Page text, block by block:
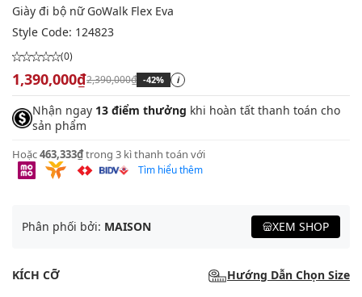
Giày đi bộ nữ GoWalk Flex Eva
Style Code: 124823
(0)
1,390,000₫2,390,000₫ -42% i
Nhận ngay 13 điểm thưởng khi hoàn tất thanh toán cho
sản phẩm
Hoặc463,333₫trong 3 kì thanh toán với
Tìm hiểu thêm
Phân phối bởi: MAISON XEM SHOP
KÍCH CỠ Hướng Dẫn Chọn Size